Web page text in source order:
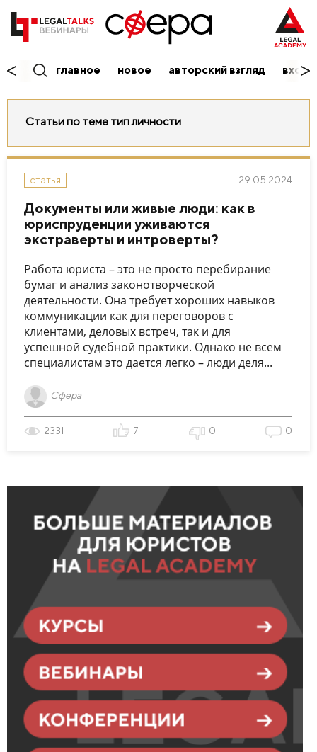
главное новое авторский взгляд вход/
Статьи по теме тип личности
статья 29.05.2024
Документы или живые люди: как в
юриспруденции уживаются
экстраверты и интроверты?
Работа юриста – это не просто перебирание
бумаг и анализ законотворческой
деятельности. Она требует хороших навыков
коммуникации как для переговоров с
клиентами, деловых встреч, так и для
успешной судебной практики. Однако не всем
специалистам это дается легко – люди деля...
Сфера
2331 7 0 0